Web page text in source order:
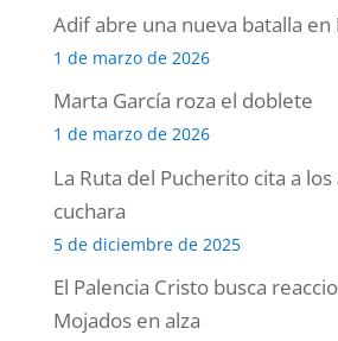
Adif abre una nueva batalla en
1 de marzo de 2026
Marta García roza el doblete
1 de marzo de 2026
La Ruta del Pucherito cita a
cuchara
5 de diciembre de 2025
El Palencia Cristo busca
Mojados en alza